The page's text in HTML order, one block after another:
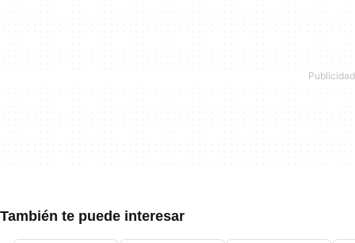
También te puede interesar